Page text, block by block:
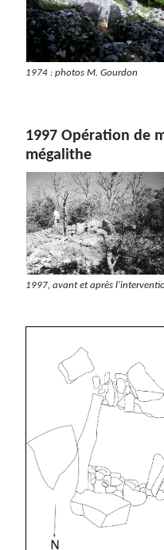
1974 : photos M. Gourdon
1997 Opération de
mégalithe
1997, avant et après